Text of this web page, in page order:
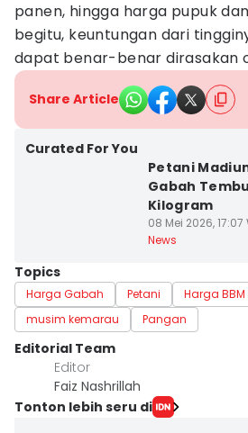
panen, hingga harga pupuk
begitu, keuntungan dari
dapat benar-benar dirasakan
Share Article
Curated For You
Petani
Gabah
Kilogram
08 Mei 2026, 17:07
News
Topics
Harga Gabah Petani
Harga BBM
musim kemarau
Pangan
Editorial Team
Editor
Faiz Nashrillah
Tonton lebih seru di